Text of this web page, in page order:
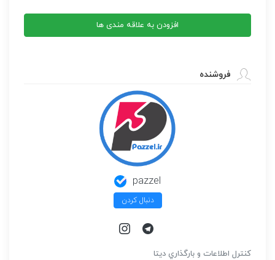
افزودن به علاقه مندی ها
فروشنده
pazzel
دنبال کردن
كنترل اطلاعات و بارگذاري ديتا